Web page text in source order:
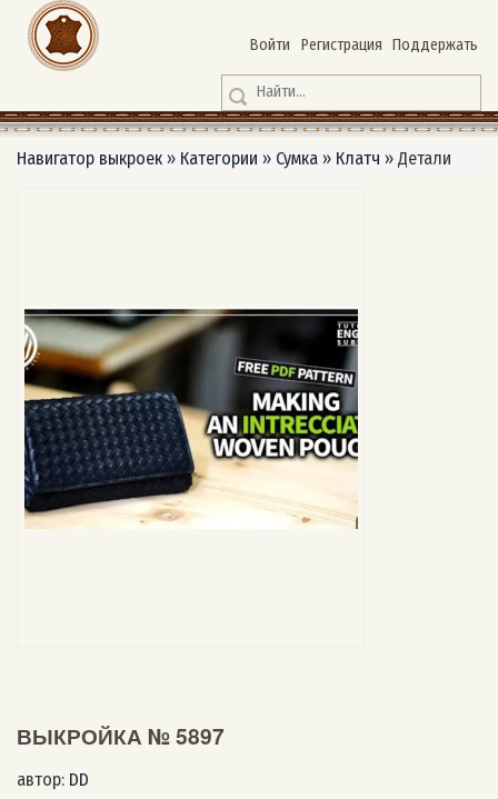
Войти Регистрация Поддержать
Навигатор выкроек » Категории » Сумка » Клатч » Детали
ВЫКРОЙКА № 5897
автор: DD